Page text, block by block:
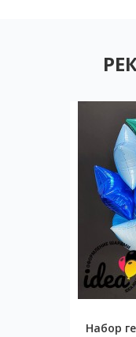
Набор